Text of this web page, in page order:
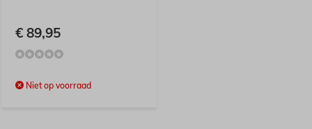
€ 89,95
Niet op voorraad